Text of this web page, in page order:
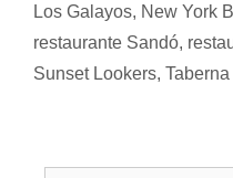
Los Galayos, New York
restaurante Sandó,
Sunset Lookers,